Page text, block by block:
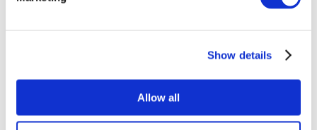
Show details
Allow all
tarvitse rakentaa headless-sivustoa pelkästään